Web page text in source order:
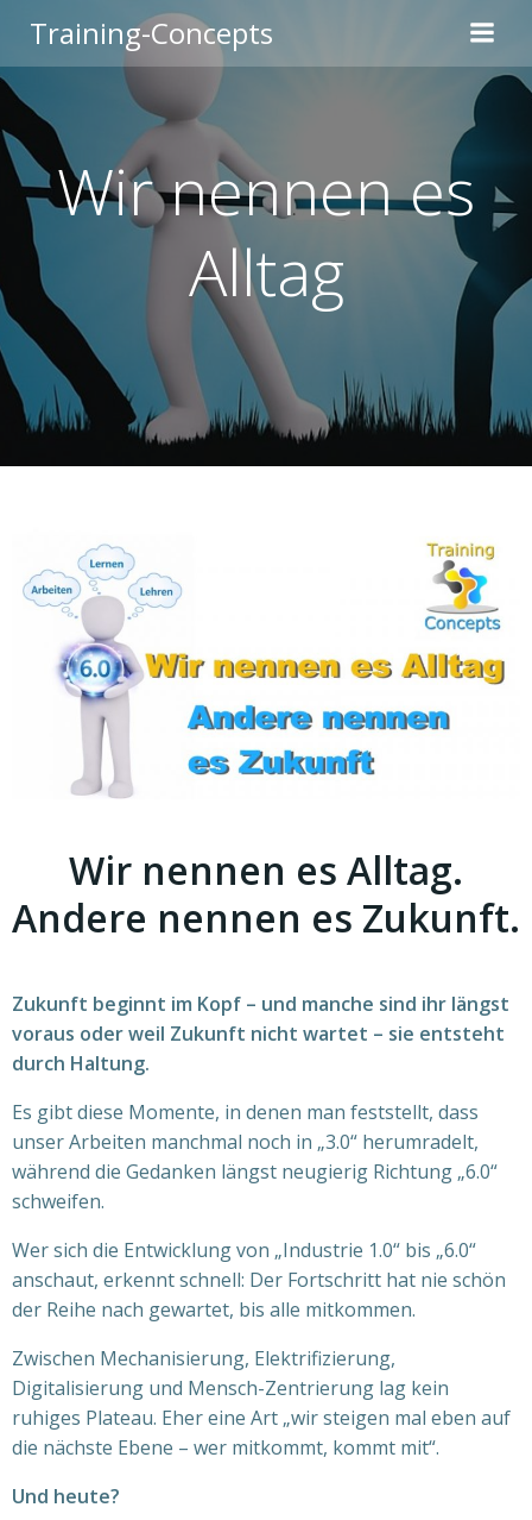
Inhalt
springen
Training-Concepts
Wir nennen es
Alltag
Wir nennen es Alltag.
Andere nennen es Zukunft.
Zukunft beginnt im Kopf – und manche sind ihr längst
voraus oder weil Zukunft nicht wartet – sie entsteht
durch Haltung.
Es gibt diese Momente, in denen man feststellt, dass
unser Arbeiten manchmal noch in „3.0“ herumradelt,
während die Gedanken längst neugierig Richtung „6.0“
schweifen.
Wer sich die Entwicklung von „Industrie 1.0“ bis „6.0“
anschaut, erkennt schnell: Der Fortschritt hat nie schön
der Reihe nach gewartet, bis alle mitkommen.
Zwischen Mechanisierung, Elektrifizierung,
Digitalisierung und Mensch-Zentrierung lag kein
ruhiges Plateau. Eher eine Art „wir steigen mal eben auf
die nächste Ebene – wer mitkommt, kommt mit“.
Und heute?